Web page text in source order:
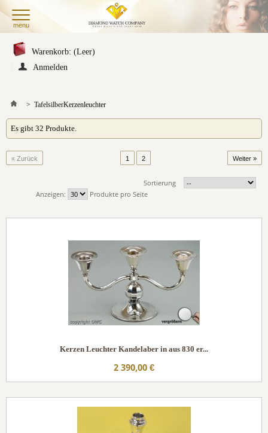
menu
Warenkorb: (Leer)
Anmelden
> TafelsilberKerzenleuchter
Es gibt 32 Produkte.
« Zurück 1 2 Weiter »
Sortierung
Anzeigen:
Produkte pro Seite
Kerzen Leuchter Kandelaber in aus 830 er...
2 390,00 €